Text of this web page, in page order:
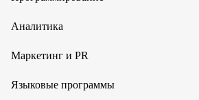
Аналитика
Маркетинг и PR
Языковые программы